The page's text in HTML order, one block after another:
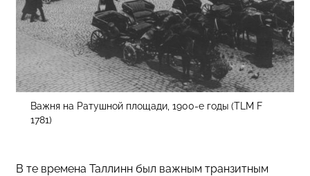
Важня на Ратушной площади, 1900-е годы (TLM F
1781)
В те времена Таллинн был важным транзитным